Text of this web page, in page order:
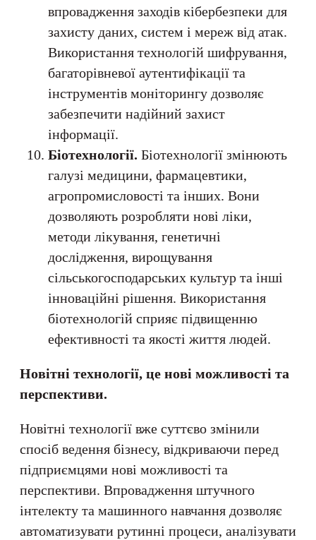
впровадження заходів кібербезпеки для
захисту даних, систем і мереж від атак.
Використання технологій шифрування,
багаторівневої аутентифікації та
інструментів моніторингу дозволяє
забезпечити надійний захист
інформації.
Біотехнології. Біотехнології змінюють
галузі медицини, фармацевтики,
агропромисловості та інших. Вони
дозволяють розробляти нові ліки,
методи лікування, генетичні
дослідження, вирощування
сільськогосподарських культур та інші
інноваційні рішення. Використання
біотехнологій сприяє підвищенню
ефективності та якості життя людей.
Новітні технології, це нові можливості та
перспективи.
Новітні технології вже суттєво змінили
спосіб ведення бізнесу, відкриваючи перед
підприємцями нові можливості та
перспективи. Впровадження штучного
інтелекту та машинного навчання дозволяє
автоматизувати рутинні процеси, аналізувати